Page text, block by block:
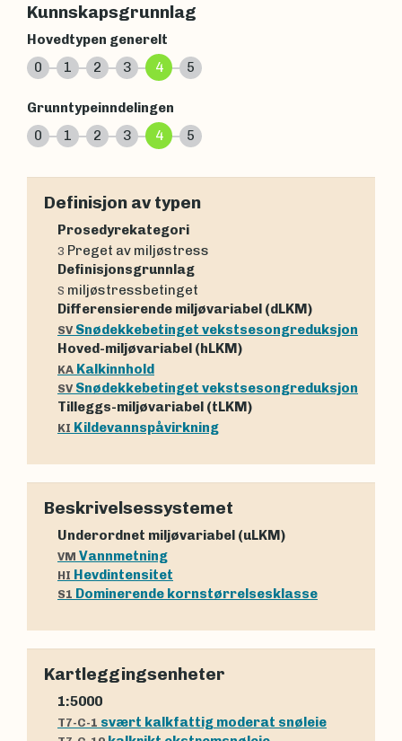
Kunnskapsgrunnlag
Hovedtypen generelt
0
1 2 3 4 5
Grunntypeinndelingen
0
1 2 3 4 5
Definisjon av typen
Prosedyrekategori
3 Preget av miljøstress
Definisjonsgrunnlag
S miljøstressbetinget
Differensierende miljøvariabel (dLKM)
SV Snødekkebetinget vekstsesongreduksjon
Hoved-miljøvariabel (hLKM)
KA Kalkinnhold
SV Snødekkebetinget vekstsesongreduksjon
Tilleggs-miljøvariabel (tLKM)
KI Kildevannspåvirkning
Beskrivelsessystemet
Underordnet miljøvariabel (uLKM)
VM Vannmetning
HI Hevdintensitet
S1 Dominerende kornstørrelsesklasse
Kartleggingsenheter
1:5000
T7-C-1 svært kalkfattig moderat snøleie